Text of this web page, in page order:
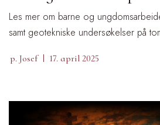
Les mer om barne og
samt geotekniske undersøkelser på
p. Josef 17. april 2025